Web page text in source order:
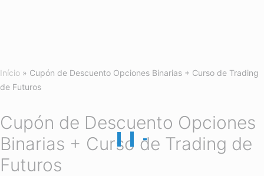
Início » Cupón de Descuento Opciones Binarias + Curso de Trading
de Futuros
Cupón de Descuento Opciones
Binarias + Curso de Trading de
Futuros